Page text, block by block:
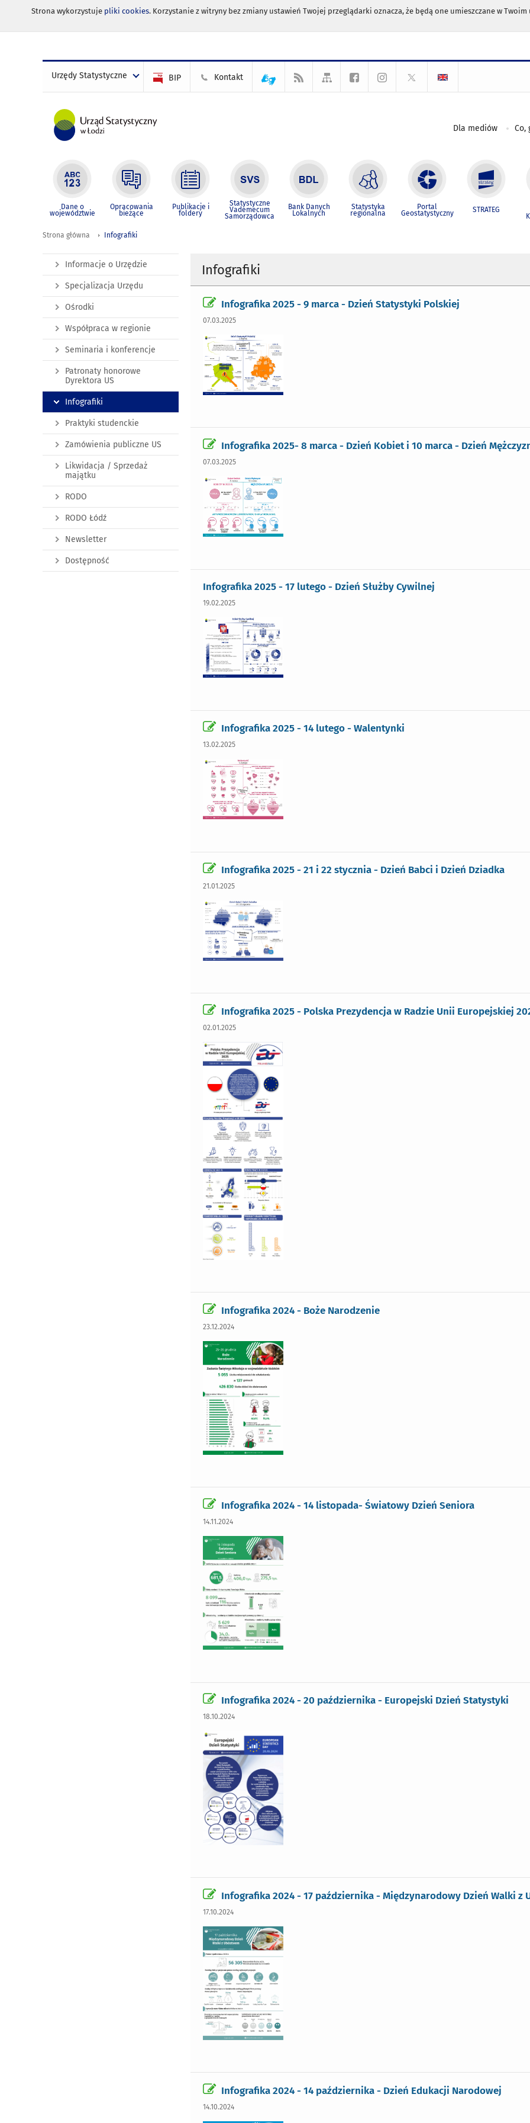
Strona wykorzystuje pliki cookies. Korzystanie z witryny bez zmiany ustawień Twojej przeglądarki oznacza, że będą one umieszczane w
Urzędy Statystyczne BIP Kontakt
Dla mediów Co,
Dane o
województwie
Opracowania
bieżące
Publikacje i
foldery
Statystyczne
Vademecum
Samorządowca
Bank Danych
Lokalnych
Statystyka
regionalna
Portal
Geostatystyczny STRATEG
Strona główna Infografiki
Infografiki
Infografika 2025 - 9 marca - Dzień Statystyki Polskiej
07.03.2025
Infografika 2025- 8 marca - Dzień Kobiet i 10 marca - Dzień
07.03.2025
Infografika 2025 - 17 lutego - Dzień Służby Cywilnej
19.02.2025
Infografika 2025 - 14 lutego - Walentynki
13.02.2025
Infografika 2025 - 21 i 22 stycznia - Dzień Babci i Dzień Dziadka
21.01.2025
Infografika 2025 - Polska Prezydencja w Radzie Unii Europejskiej
02.01.2025
Infografika 2024 - Boże Narodzenie
23.12.2024
Infografika 2024 - 14 listopada- Światowy Dzień Seniora
14.11.2024
Infografika 2024 - 20 października - Europejski Dzień Statystyki
18.10.2024
Infografika 2024 - 17 października - Międzynarodowy Dzień Walki z
17.10.2024
Infografika 2024 - 14 października - Dzień Edukacji Narodowej
14.10.2024
Informacje o Urzędzie
Specjalizacja Urzędu
Ośrodki
Współpraca w regionie
Seminaria i konferencje
Patronaty honorowe
Dyrektora US
Infografiki
Praktyki studenckie
Zamówienia publiczne US
Likwidacja / Sprzedaż
majątku
RODO
RODO Łódź
Newsletter
Dostępność